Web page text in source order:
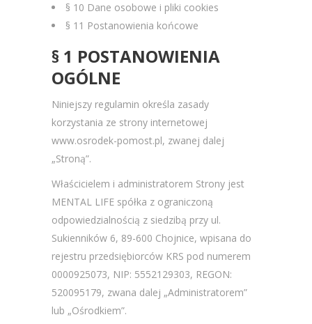
§ 10 Dane osobowe i pliki cookies
§ 11 Postanowienia końcowe
§ 1 POSTANOWIENIA
OGÓLNE
Niniejszy regulamin określa zasady
korzystania ze strony internetowej
www.osrodek-pomost.pl, zwanej dalej
„Stroną”.
Właścicielem i administratorem Strony jest
MENTAL LIFE spółka z ograniczoną
odpowiedzialnością z siedzibą przy ul.
Sukienników 6, 89-600 Chojnice, wpisana do
rejestru przedsiębiorców KRS pod numerem
0000925073, NIP: 5552129303, REGON:
520095179, zwana dalej „Administratorem”
lub „Ośrodkiem”.